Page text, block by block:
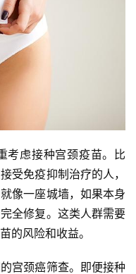
考虑接种宫颈疫苗。比
受免疫抑制治疗的人，
像一座城墙，如果本身
全修复。这类人群需要
的风险和收益。
宫颈癌筛查。即便接种